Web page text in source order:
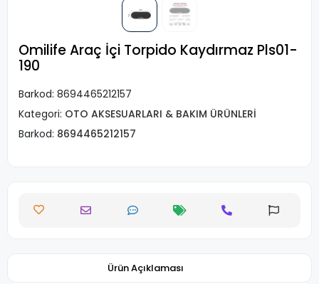
Omilife Araç İçi Torpido Kaydırmaz Pls01-
190
Barkod: 8694465212157
Kategori: OTO AKSESUARLARI & BAKIM ÜRÜNLERİ
Barkod: 8694465212157
Ürün Açıklaması